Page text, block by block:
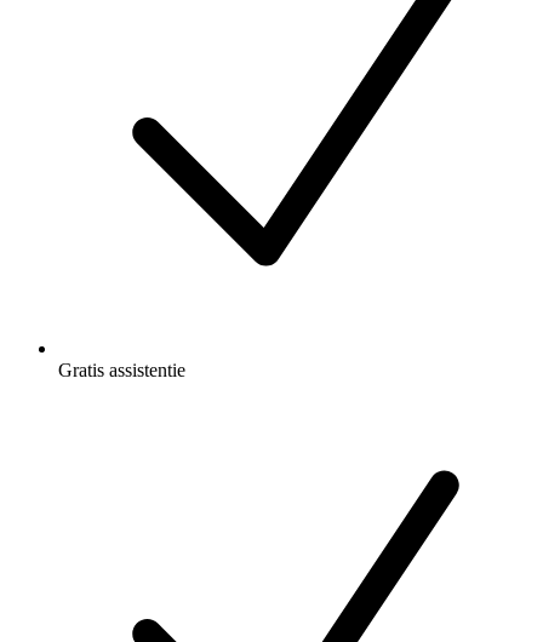
Gratis assistentie